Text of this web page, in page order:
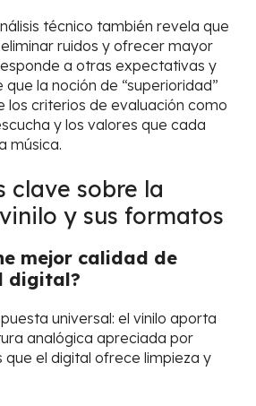
técnico también revela que
ruidos y ofrecer mayor
a otras expectativas y
que la noción de “superioridad”
los criterios de evaluación como
y los valores que cada
música.
clave sobre la
y sus formatos
mejor calidad de
digital?
universal: el vinilo aporta
analógica apreciada por
que el digital ofrece limpieza y